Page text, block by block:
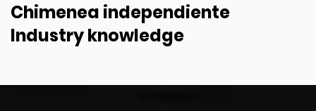
Chimenea independiente
Industry knowledge